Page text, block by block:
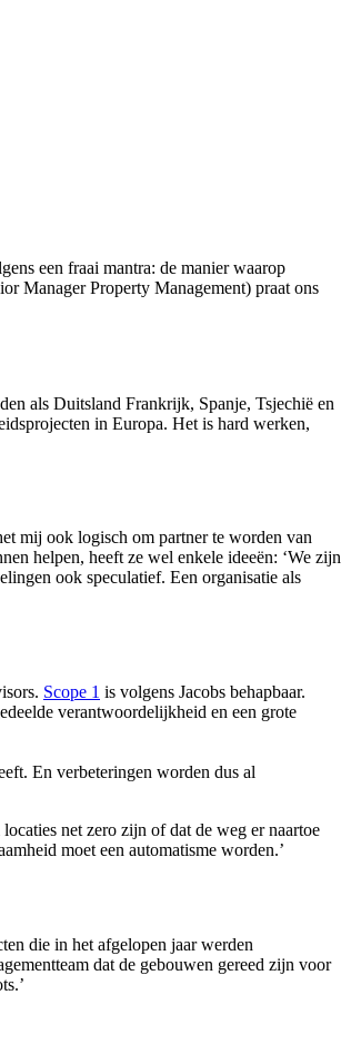
een fraai mantra: de manier waarop
Manager Property Management) praat ons
als Duitsland Frankrijk, Spanje, Tsjechië en
in Europa. Het is hard werken,
mij ook logisch om partner te worden van
helpen, heeft ze wel enkele ideeën: ‘We zijn
ook speculatief. Een organisatie als
Scope 1 is volgens Jacobs behapbaar.
verantwoordelijkheid en een grote
En verbeteringen worden dus al
net zero zijn of dat de weg er naartoe
moet een automatisme worden.’
die in het afgelopen jaar werden
dat de gebouwen gereed zijn voor